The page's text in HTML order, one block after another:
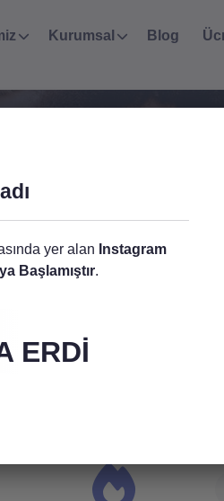
Kurumsal Blog
Paketleri
arttırmaya yönelik
yer alan Instagram
Başlamıştır.
ERDI